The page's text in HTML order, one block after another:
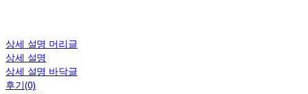
상세 설명 머리글
상세 설명
상세 설명 바닥글
후기(0)